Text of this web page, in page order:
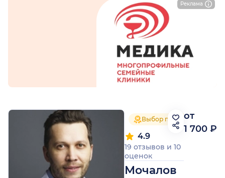
Выбор пациентов 2024
Мочалов
4.9
19 отзывов и 10
оценок
от
1 700 ₽
Реклама